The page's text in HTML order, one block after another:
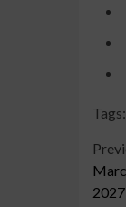
Tags: